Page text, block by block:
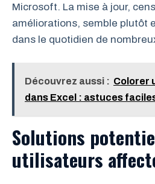
Microsoft. La mise à jour,
améliorations, semble plutôt
dans le quotidien de
Découvrez aussi : Colorer
dans Excel : astuces
Solutions
utilisateurs